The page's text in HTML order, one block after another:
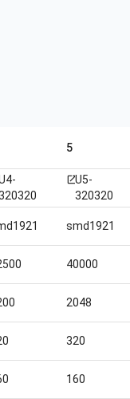
5
open_in_newU5-
320320
smd1921
40000
2048
320
160